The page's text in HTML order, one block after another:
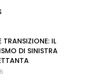
TRANSIZIONE: IL
DI SINISTRA